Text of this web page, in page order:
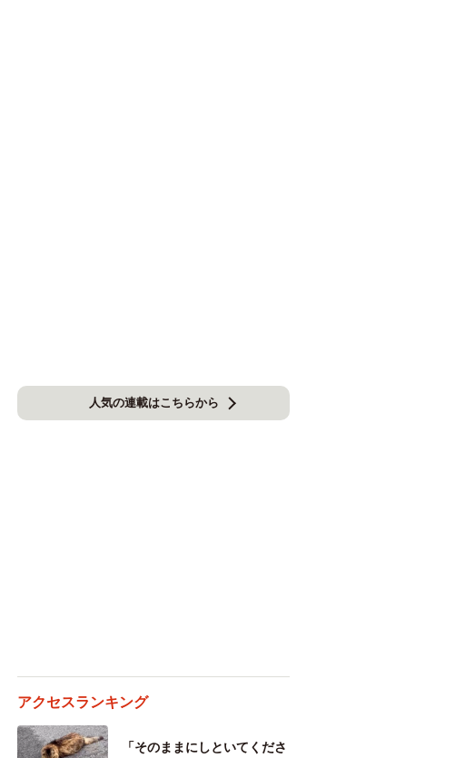
人気の連載はこちらから
アクセスランキング
「そのままにしといてくださ